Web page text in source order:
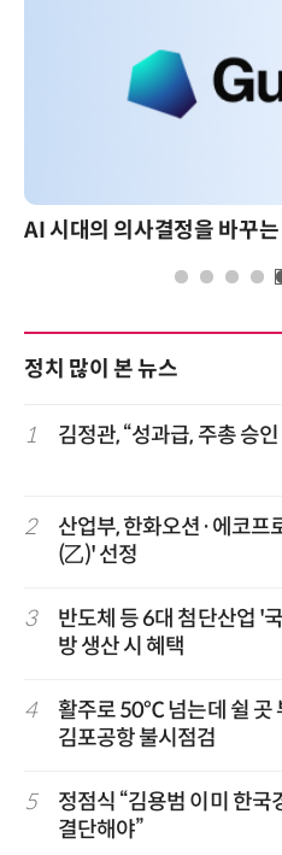
정치 많이 본 뉴스
1 김정관, “성과급, 주총 승
2
산업부, 한화오션·에코프
(乙)' 선정
3
반도체 등 6대 첨단산업 '
방 생산 시 혜택
4
활주로 50℃ 넘는데 쉴 곳
김포공항 불시점검
5
정점식 “김용범 이미 한
결단해야”